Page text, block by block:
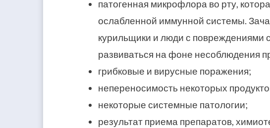
патогенная микрофлора во рту,
ослабленной иммунной системы.
курильщики и люди с повреждениями
развиваться на фоне несоблюдения
грибковые и вирусные поражения;
непереносимость некоторых
некоторые системные патологии;
результат приема препаратов,